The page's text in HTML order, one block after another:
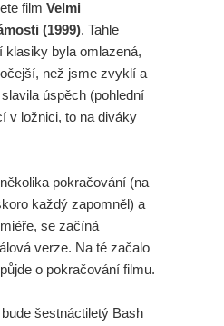
film Velmi
(1999). Tahle
klasiky byla omlazená,
než jsme zvyklí a
úspěch (pohlední
v ložnici, to na diváky
pokračování (na
každý zapomněl) a
se začíná
verze. Na té začalo
o pokračování filmu.
šestnáctiletý Bash